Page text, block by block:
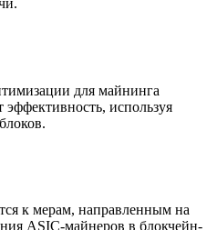
для майнинга
используя
к мерам, направленным на
ASIC-майнеров в блокчейн-